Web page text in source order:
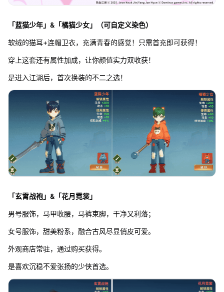
「蓝猫少年」&「橘猫少女」（可自定义染色）
软绒的猫耳+连帽卫衣，充满青春的感觉！只需首充即可获得！
穿上这套还有属性加成，让你颜值实力双收获！
是进入江湖后，首次换装的不二之选！
「玄霄战袍」&「花月霓裳」
男号服饰，马甲收腰，马裤束脚，干净又利落；
女号服饰，甜美粉系，融合古风尽显俏皮可爱。
外观商店常驻，通过购买获得。
是喜欢沉稳不爱张扬的少侠首选。